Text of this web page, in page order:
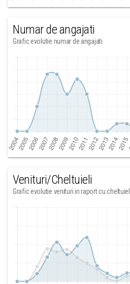
Numar de angajati
Grafic evolutie numar de angajati
Venituri/Cheltuieli
Grafic evolutie venituri in raport cu